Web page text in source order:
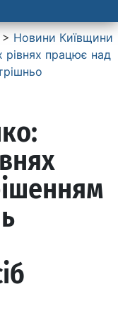
> Новини Київщини
рівнях працює над